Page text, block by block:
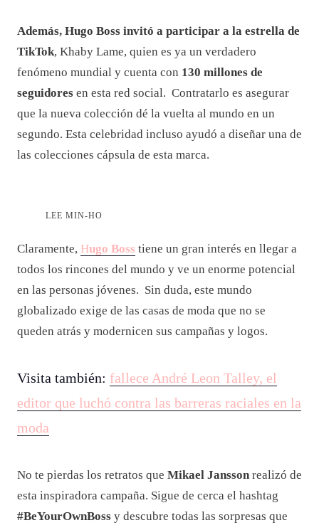
Además, Hugo Boss invitó a participar a la estrella de
TikTok, Khaby Lame, quien es ya un verdadero
fenómeno mundial y cuenta con 130 millones de
seguidores en esta red social. Contratarlo es asegurar
que la nueva colección dé la vuelta al mundo en un
segundo. Esta celebridad incluso ayudó a diseñar una de
las colecciones cápsula de esta marca.
LEE MIN-HO
Claramente, Hugo Boss tiene un gran interés en llegar a
todos los rincones del mundo y ve un enorme potencial
en las personas jóvenes. Sin duda, este mundo
globalizado exige de las casas de moda que no se
queden atrás y modernicen sus campañas y logos.
Visita también: fallece André Leon Talley, el
editor que luchó contra las barreras raciales en la
moda
No te pierdas los retratos que Mikael Jansson realizó de
esta inspiradora campaña. Sigue de cerca el hashtag
#BeYourOwnBoss y descubre todas las sorpresas que